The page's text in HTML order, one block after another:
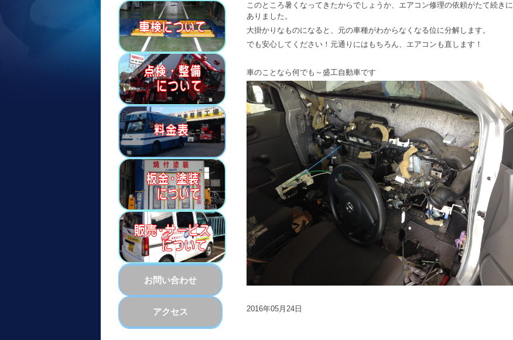
このところ暑くなってきたからでしょうか、エアコン修理の依頼がたて続きに
ありました。
大掛かりなものになると、元の車種がわからなくなる位に分解します。
でも安心してください！元通りにはもちろん、エアコンも直します！
車のことなら何でも～盛工自動車です
2016年05月24日
お問い合わせ
アクセス